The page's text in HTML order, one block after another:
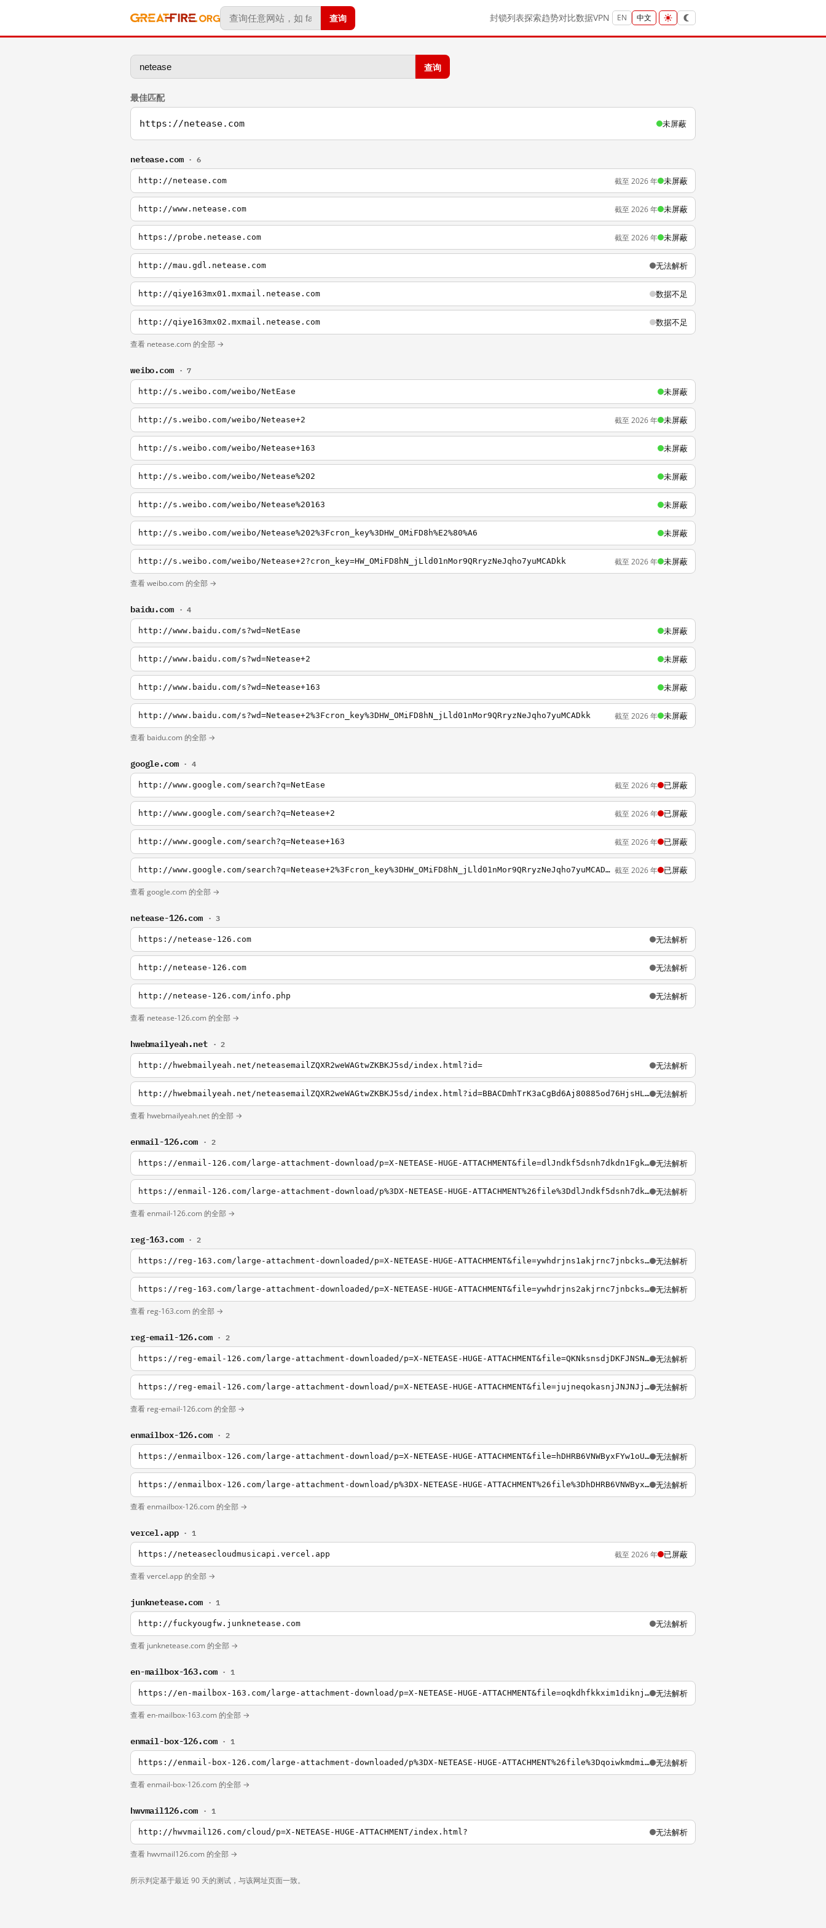
查询 封锁列表探索趋势对比数据VPN EN 中文
查询
最佳匹配
https://netease.com 未屏蔽
netease.com · 6
http://netease.com 截至 2026 年 未屏蔽
http://www.netease.com 截至 2026 年 未屏蔽
https://probe.netease.com 截至 2026 年 未屏蔽
http://mau.gdl.netease.com 无法解析
http://qiye163mx01.mxmail.netease.com 数据不足
http://qiye163mx02.mxmail.netease.com 数据不足
查看 netease.com 的全部 →
weibo.com · 7
http://s.weibo.com/weibo/NetEase 未屏蔽
http://s.weibo.com/weibo/Netease+2 截至 2026 年 未屏蔽
http://s.weibo.com/weibo/Netease+163 未屏蔽
http://s.weibo.com/weibo/Netease%202 未屏蔽
http://s.weibo.com/weibo/Netease%20163 未屏蔽
http://s.weibo.com/weibo/Netease%202%3Fcron_key%3DHW_OMiFD8h%E2%80%A6 未屏蔽
http://s.weibo.com/weibo/Netease+2?cron_key=HW_OMiFD8hN_jLld01nMor9QRryzNeJqho7yuMCADkk 截至 2026 年 未屏蔽
查看 weibo.com 的全部 →
baidu.com · 4
http://www.baidu.com/s?wd=NetEase 未屏蔽
http://www.baidu.com/s?wd=Netease+2 未屏蔽
http://www.baidu.com/s?wd=Netease+163 未屏蔽
http://www.baidu.com/s?wd=Netease+2%3Fcron_key%3DHW_OMiFD8hN_jLld01nMor9QRryzNeJqho7yuMCADkk 截至 2026 年 未屏蔽
查看 baidu.com 的全部 →
google.com · 4
http://www.google.com/search?q=NetEase 截至 2026 年 已屏蔽
http://www.google.com/search?q=Netease+2 截至 2026 年 已屏蔽
http://www.google.com/search?q=Netease+163 截至 2026 年 已屏蔽
http://www.google.com/search?q=Netease+2%3Fcron_key%3DHW_OMiFD8hN_jLld01nMor9QRryzNeJqho7yuMCADkk 截至 2026 年 已屏蔽
查看 google.com 的全部 →
netease-126.com · 3
https://netease-126.com 无法解析
http://netease-126.com 无法解析
http://netease-126.com/info.php 无法解析
查看 netease-126.com 的全部 →
hwebmailyeah.net · 2
http://hwebmailyeah.net/neteasemailZQXR2weWAGtwZKBKJ5sd/index.html?id= 无法解析
http://hwebmailyeah.net/neteasemailZQXR2weWAGtwZKBKJ5sd/index.html?id=BBACDmhTrK3aCgBd6Aj80885od76HjsHLGZmhTrK6BCgBd6Aj8rPEi8858Hjs&filename 无法解析
查看 hwebmailyeah.net 的全部 →
enmail-126.com · 2
https://enmail-126.com/large-attachment-download/p=X-NETEASE-HUGE-ATTACHMENT&file=dlJndkf5dsnh7dkdn1FgkfM.htm 无法解析
https://enmail-126.com/large-attachment-download/p%3DX-NETEASE-HUGE-ATTACHMENT%26file%3DdlJndkf5dsnh7dkdn1FgkfM.htm 无法解析
查看 enmail-126.com 的全部 →
reg-163.com · 2
https://reg-163.com/large-attachment-downloaded/p=X-NETEASE-HUGE-ATTACHMENT&file=ywhdrjns1akjrnc7jnbcksauwnsckmf.htm 无法解析
https://reg-163.com/large-attachment-downloaded/p=X-NETEASE-HUGE-ATTACHMENT&file=ywhdrjns2akjrnc7jnbcksauwnsckmf.htm 无法解析
查看 reg-163.com 的全部 →
reg-email-126.com · 2
https://reg-email-126.com/large-attachment-downloaded/p=X-NETEASE-HUGE-ATTACHMENT&file=QKNksnsdjDKFJNSNDj2jndnjawijKMjwndamsmkdjjsnndhwd.htm 无法解析
https://reg-email-126.com/large-attachment-download/p=X-NETEASE-HUGE-ATTACHMENT&file=jujneqokasnjJNJNJjsn9sm9nf85n7nssnjJNNJQLLNCUJjsnnjsn2mnbfndndniynnb73nnbajahwbbfhbdshqjsdnfbbh.htm 无法解析
查看 reg-email-126.com 的全部 →
enmailbox-126.com · 2
https://enmailbox-126.com/large-attachment-download/p=X-NETEASE-HUGE-ATTACHMENT&file=hDHRB6VNWByxFYw1oU8Ly7GxijOi6mVAdUVS5iYcrdtJxRk-qSNG8461.htm 无法解析
https://enmailbox-126.com/large-attachment-download/p%3DX-NETEASE-HUGE-ATTACHMENT%26file%3DhDHRB6VNWByxFYw1oU8Ly7GxijOi6mVAdUVS5iYcrdtJxRk-qSNG8461.htm 无法解析
查看 enmailbox-126.com 的全部 →
vercel.app · 1
https://neteasecloudmusicapi.vercel.app 截至 2026 年 已屏蔽
查看 vercel.app 的全部 →
junknetease.com · 1
http://fuckyougfw.junknetease.com 无法解析
查看 junknetease.com 的全部 →
en-mailbox-163.com · 1
https://en-mailbox-163.com/large-attachment-download/p=X-NETEASE-HUGE-ATTACHMENT&file=oqkdhfkkxim1diknjncjdkiunnc.htm 无法解析
查看 en-mailbox-163.com 的全部 →
enmail-box-126.com · 1
https://enmail-box-126.com/large-attachment-downloaded/p%3DX-NETEASE-HUGE-ATTACHMENT%26file%3Dqoiwkmdmiekm1dowellpqjrnfwkwidjsndaiwkmslsmkadnhefind.htm 无法解析
查看 enmail-box-126.com 的全部 →
hwvmail126.com · 1
http://hwvmail126.com/cloud/p=X-NETEASE-HUGE-ATTACHMENT/index.html? 无法解析
查看 hwvmail126.com 的全部 →
所示判定基于最近 90 天的测试，与该网址页面一致。